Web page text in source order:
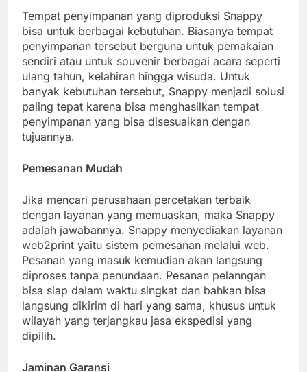
Tempat penyimpanan yang diproduksi Snappy
bisa untuk berbagai kebutuhan. Biasanya tempat
penyimpanan tersebut berguna untuk pemakaian
sendiri atau untuk souvenir berbagai acara seperti
ulang tahun, kelahiran hingga wisuda. Untuk
banyak kebutuhan tersebut, Snappy menjadi solusi
paling tepat karena bisa menghasilkan tempat
penyimpanan yang bisa disesuaikan dengan
tujuannya.
Pemesanan Mudah
Jika mencari perusahaan percetakan terbaik
dengan layanan yang memuaskan, maka Snappy
adalah jawabannya. Snappy menyediakan layanan
web2print yaitu sistem pemesanan melalui web.
Pesanan yang masuk kemudian akan langsung
diproses tanpa penundaan. Pesanan pelanngan
bisa siap dalam waktu singkat dan bahkan bisa
langsung dikirim di hari yang sama, khusus untuk
wilayah yang terjangkau jasa ekspedisi yang
dipilih.
Jaminan Garansi